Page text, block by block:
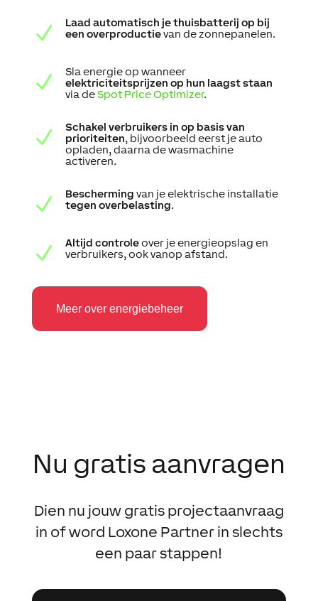
N
Laad automatisch je thuisbatterij op bij
een overproductievan de zonnepanelen.
N
Sla energie op wanneer
elektriciteitsprijzen op hun laagst staan
via deSpot Price Optimizer.
N
Schakel verbruikers in op basis van
prioriteiten, bijvoorbeeld eerst je auto
opladen, daarna de wasmachine
activeren.
N Bescherming van je elektrische installatie
tegen overbelasting.
N Altijd controleover je energieopslag en
verbruikers, ook vanop afstand.
Meer over energiebeheer
Nu gratis aanvragen
Dien nu jouw gratis projectaanvraag
in of word Loxone Partner in slechts
een paar stappen!